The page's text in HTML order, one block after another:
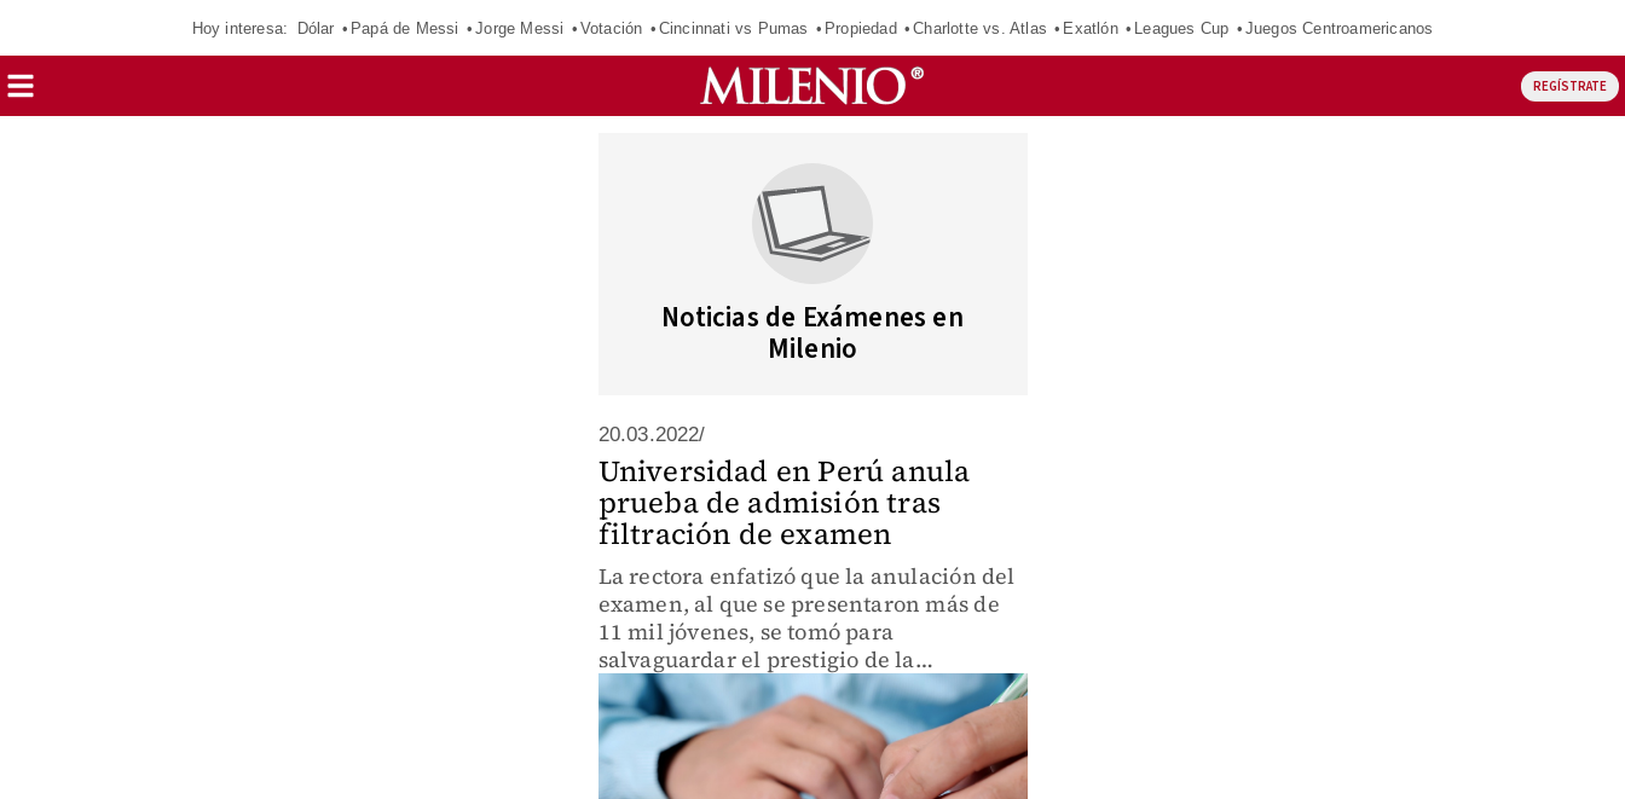
Hoy interesa: Dólar Papá de Messi Jorge Messi Votación Cincinnati vs Pumas Propiedad Charlotte vs. Atlas Exatlón Leagues Cup Juegos Centroamericanos
REGÍSTRATE
Noticias de Exámenes en
Milenio
20.03.2022/
Universidad en Perú anula
prueba de admisión tras
filtración de examen
La rectora enfatizó que la anulación del
examen, al que se presentaron más de
11 mil jóvenes, se tomó para
salvaguardar el prestigio de la
Universidad de San Marcos.